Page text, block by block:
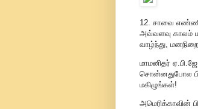
12. சாவை
அவ்வளவு காலம்
வாழ்ந்து,
மாமனிதர்
சொன்னதுபோல
மகிழுங்கள்!
அமெரிக்காவின்